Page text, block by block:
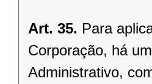
Art. 35. Para
Corporação, há
Administrativo,